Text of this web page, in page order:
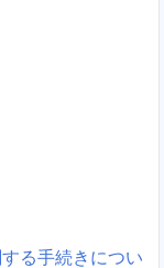
る手続きについ